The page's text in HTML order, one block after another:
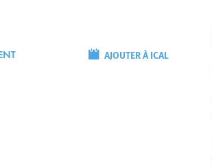
AJOUTER À ICAL